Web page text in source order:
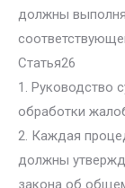
должны
Статья26
1. Руководство
обработки
2. Каждая
должны
закона об